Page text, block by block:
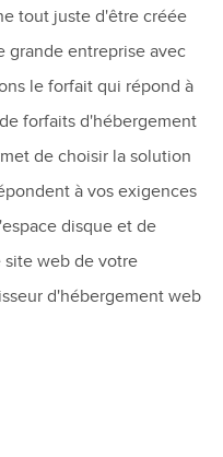
tout juste d'être créée
grande entreprise avec
le forfait qui répond à
forfaits d'hébergement
de choisir la solution
à vos exigences
disque et de
site web de votre
d'hébergement web